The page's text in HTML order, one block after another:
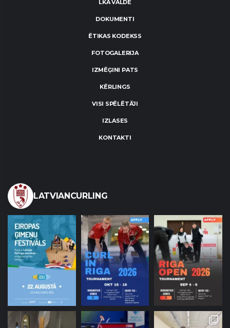
LKA VALDE
DOKUMENTI
ĒTIKAS KODEKSS
FOTOGALERIJA
IZMĒĢINI PATS
KĒRLINGS
VISI SPĒLĒTĀJI
IZLASES
KONTAKTI
LATVIANCURLING